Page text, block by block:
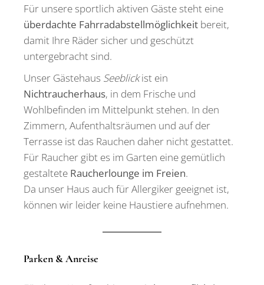
Für unsere sportlich aktiven Gäste steht eine
überdachte Fahrradabstellmöglichkeit bereit,
damit Ihre Räder sicher und geschützt
untergebracht sind.
Unser Gästehaus Seeblickist ein
Nichtraucherhaus, in dem Frische und
Wohlbefinden im Mittelpunkt stehen. In den
Zimmern, Aufenthaltsräumen und auf der
Terrasse ist das Rauchen daher nicht gestattet.
Für Raucher gibt es im Garten eine gemütlich
gestaltete Raucherlounge im Freien.
Da unser Haus auch für Allergiker geeignet ist,
können wir leider keine Haustiere aufnehmen.
Parken & Anreise